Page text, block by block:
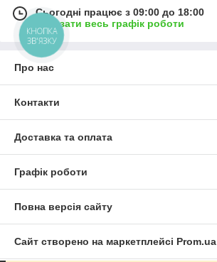
Сьогодні працює з 09:00 до 18:00
Показати весь графік роботи
Про нас
Контакти
Доставка та оплата
Графік роботи
Повна версія сайту
Сайт створено на маркетплейсі Prom.ua
КНОПКА
ЗВ'ЯЗКУ